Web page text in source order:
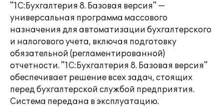
"1С:Бухгалтерия 8. Базовая версия" —
универсальная программа массового
назначения для автоматизации бухгалтерского
и налогового учета, включая подготовку
обязательной (регламентированной)
отчетности. "1С:Бухгалтерия 8. Базовая версия"
обеспечивает решение всех задач, стоящих
перед бухгалтерской службой предприятия.
Система передана в эксплуатацию.